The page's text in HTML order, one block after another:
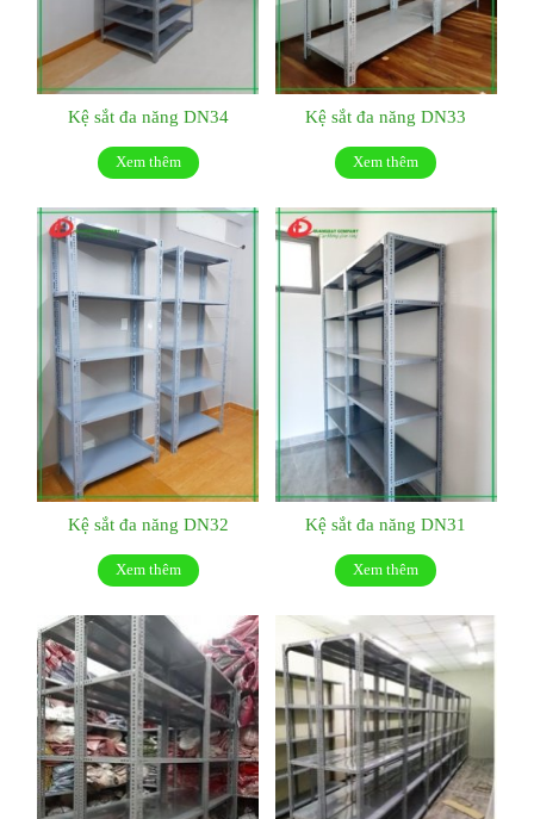
Kệ sắt đa năng DN34
Xem thêm
Kệ sắt đa năng DN33
Xem thêm
Kệ sắt đa năng DN32
Xem thêm
Kệ sắt đa năng DN31
Xem thêm